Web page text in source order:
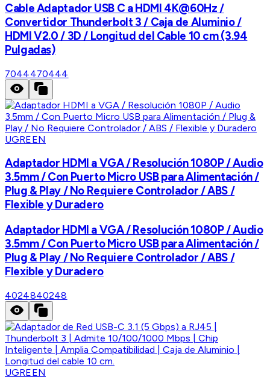
Cable Adaptador USB C a HDMI 4K@60Hz /
Convertidor Thunderbolt 3 / Caja de Aluminio /
HDMI V2.0 / 3D / Longitud del Cable 10 cm (3.94
Pulgadas)
7044470444
UGREEN
Adaptador HDMI a VGA / Resolución 1080P / Audio
3.5mm / Con Puerto Micro USB para Alimentación /
Plug & Play / No Requiere Controlador / ABS /
Flexible y Duradero
Adaptador HDMI a VGA / Resolución 1080P / Audio
3.5mm / Con Puerto Micro USB para Alimentación /
Plug & Play / No Requiere Controlador / ABS /
Flexible y Duradero
4024840248
UGREEN